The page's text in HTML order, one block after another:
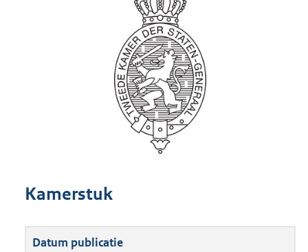
Kamerstuk